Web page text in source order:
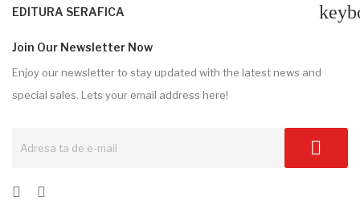
EDITURA SERAFICA
Join Our Newsletter Now
Enjoy our newsletter to stay updated with the latest news and
special sales. Lets your email address here!